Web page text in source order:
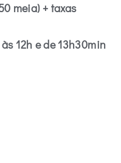
meia) + taxas
12h e de 13h30min